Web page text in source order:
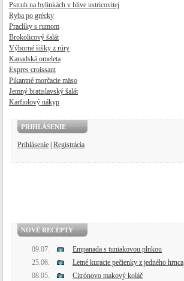
Pstruh na bylinkách v hlive ustricovitej
Ryba po grécky
Praclíky s rumom
Brokolicový šalát
Výborné šišky z rúry
Kanadská omeleta
Expres croissant
Pikantné morčacie mäso
Jemný bratislavský šalát
Karfiolový nákyp
PRIHLÁSENIE
Prihlásenie Registrácia
NOVÉ RECEPTY
09.07.
Empanada s tuniakovou plnkou
25.06.
Letné kuracie pečienky z jedného hrnca
08.05.
Citrónovo makový koláč